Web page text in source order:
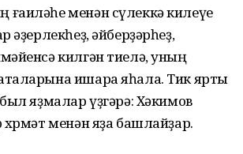
менән сүлеккә килеүе
әҙерлекһеҙ, әйберҙәрһеҙ,
килгән тиелә, уның
ишара яһала. Тик ярты
яҙмалар үҙгәрә: Хәкимов
менән яҙа башлайҙар.